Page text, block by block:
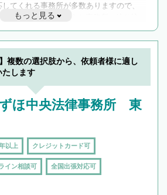
てくれる事務所が多数ありますので、
そうな場合はそのような事務所に絞り込
う。
以降TEL可の条件
を加えて再検索
もっと見る
複数の選択肢から、依頼者様に適し
たします
ほ中央法律事務所 東
以上 クレジットカード可
イン相談可 全国出張対応可